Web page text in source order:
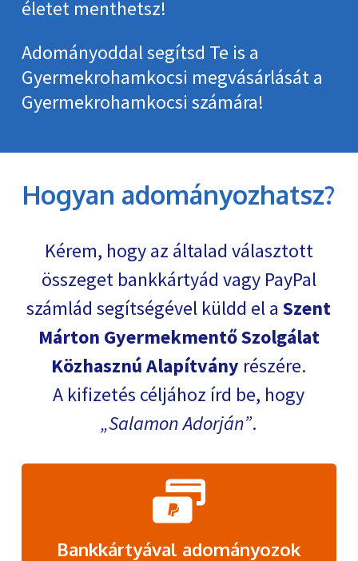
életet menthetsz!
Adományoddal segítsd Te is a
Gyermekrohamkocsi megvásárlását a
Gyermekrohamkocsi számára!
Hogyan adományozhatsz?
Kérem, hogy az általad választott
összeget bankkártyád vagy PayPal
számlád segítségével küldd el aSzent
Márton Gyermekmentő Szolgálat
Közhasznú Alapítvány részére.
A kifizetés céljához írd be, hogy
Salamon Adorján .
Bankkártyával adományozok